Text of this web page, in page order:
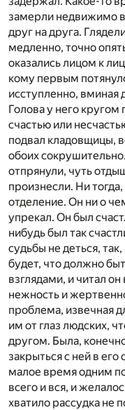
замерли недвижимо в
друг на друга.
медленно, точно
оказались лицом к
кому первым
исступленно, вминая
Голова у него
счастью или
подвал кладовщицы,
обоих
отпрянули, чуть
произнесли. Ни
отделение. Он ни о
упрекал. Он был
нибудь был так
судьбы не деться,
будет, что должно
взглядами, и читал
нежность и
проблема, извечная
им от глаз людских,
другом. Была,
закрыться с ней в
малое время одним
всего и вся, и
хватило рассудка не